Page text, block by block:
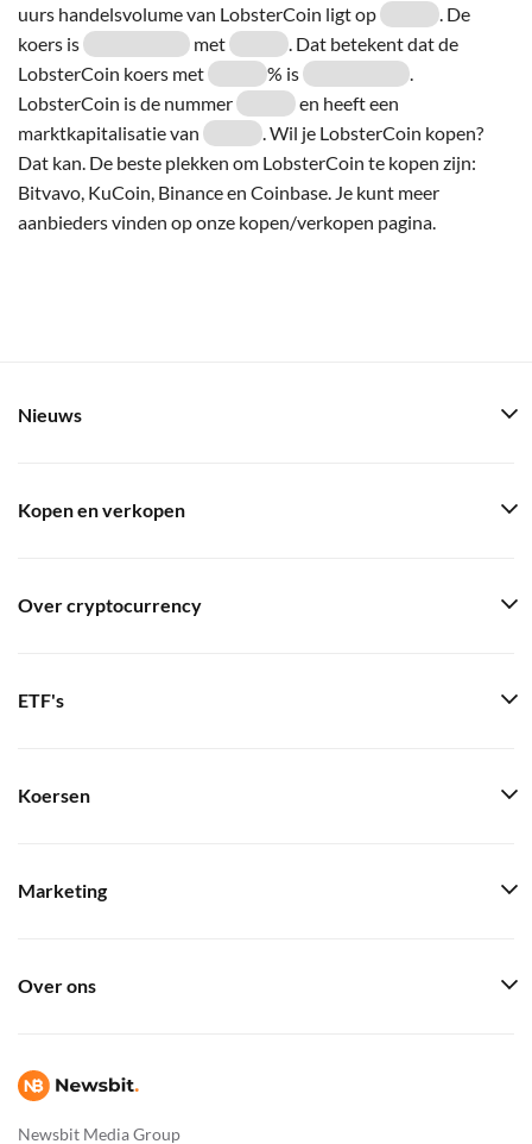
uurs handelsvolume van LobsterCoin ligt op
. De
koers is
met
. Dat betekent dat de
LobsterCoin koers met
% is
.
LobsterCoin is de nummer
en heeft een
marktkapitalisatie van
. Wil je LobsterCoin kopen?
Dat kan. De beste plekken om LobsterCoin te kopen zijn:
Bitvavo, KuCoin, Binance en Coinbase. Je kunt meer
aanbieders vinden op onze kopen/verkopen pagina.
Newsbit Media Group
Nieuws
Kopen en verkopen
Over cryptocurrency
ETF's
Koersen
Marketing
Over ons